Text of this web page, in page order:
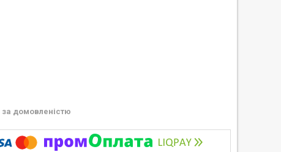
за домовленістю